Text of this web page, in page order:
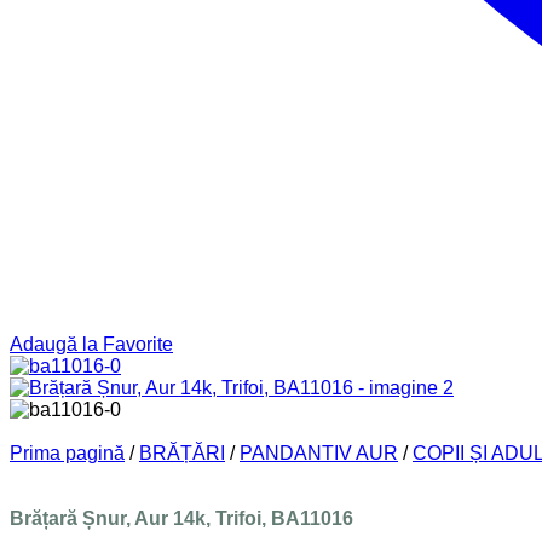
Adaugă la Favorite
Prima pagină / BRĂȚĂRI / PANDANTIV AUR / COPII ȘI
Brățară Șnur, Aur 14k, Trifoi, BA11016